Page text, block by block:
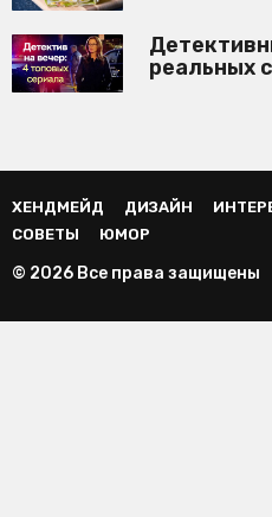
реальных
ХЕНДМЕЙД ДИЗАЙН
СОВЕТЫ
ЮМОР
© 2026 Все права защищены